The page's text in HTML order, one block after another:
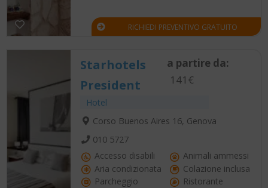
RICHIEDI PREVENTIVO GRATUITO
Starhotels
President
Hotel
a partire da:
141€
Corso Buenos Aires 16, Genova
010 5727
Accesso disabili
Animali ammessi
Aria condizionata
Colazione inclusa
Parcheggio
Ristorante